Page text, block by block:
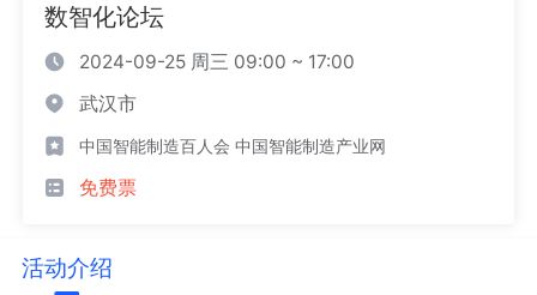
数智化论坛
2024-09-25 周三 09:00 ~ 17:00
武汉市
中国智能制造百人会 中国智能制造产业网
免费票
活动介绍